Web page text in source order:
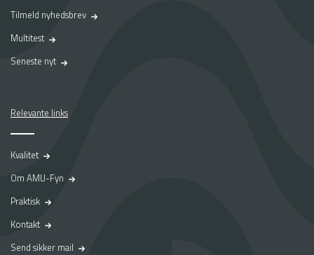
Tilmeld nyhedsbrev
Multitest
Seneste nyt
Relevante links
Kvalitet
Om AMU-Fyn
Praktisk
Kontakt
Send sikker mail